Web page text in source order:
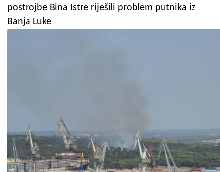
postrojbe Bina Istre riješili problem putnika iz
Banja Luke